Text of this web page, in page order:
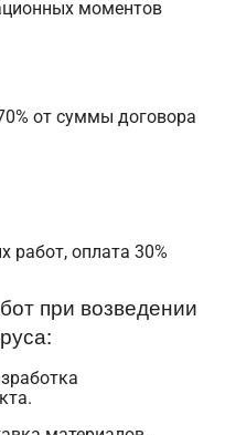
моментов
от суммы договора
работ, оплата 30%
при возведении